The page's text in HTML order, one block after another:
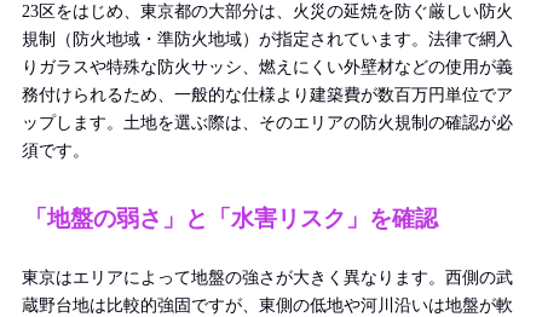
23区をはじめ、東京都の大部分は、火災の延焼を防ぐ厳しい防火
規制（防火地域・準防火地域）が指定されています。法律で網入
りガラスや特殊な防火サッシ、燃えにくい外壁材などの使用が義
務付けられるため、一般的な仕様より建築費が数百万円単位でア
ップします。土地を選ぶ際は、そのエリアの防火規制の確認が必
須です。
「地盤の弱さ」と「水害リスク」を確認
東京はエリアによって地盤の強さが大きく異なります。西側の武
蔵野台地は比較的強固ですが、東側の低地や河川沿いは地盤が軟